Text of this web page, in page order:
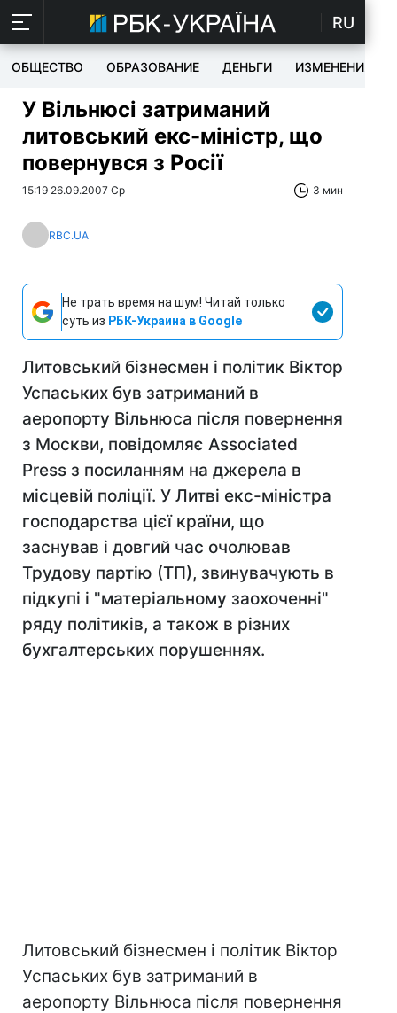
RU
ОБЩЕСТВО ОБРАЗОВАНИЕ ДЕНЬГИ ИЗМЕНЕНИЯ
У Вільнюсі затриманий
литовський екс-міністр, що
повернувся з Росії
15:19 26.09.2007 Ср 3 мин
RBC.UA
Не трать время на шум! Читай только
суть из РБК-Украина в Google
Литовський бізнесмен і політик Віктор
Успаських був затриманий в
аеропорту Вільнюса після повернення
з Москви, повідомляє Associated
Press з посиланням на джерела в
місцевій поліції. У Литві екс-міністра
господарства цієї країни, що
заснував і довгий час очолював
Трудову партію (ТП), звинувачують в
підкупі і "матеріальному заохоченні"
ряду політиків, а також в різних
бухгалтерських порушеннях.
Литовський бізнесмен і політик Віктор
Успаських був затриманий в
аеропорту Вільнюса після повернення